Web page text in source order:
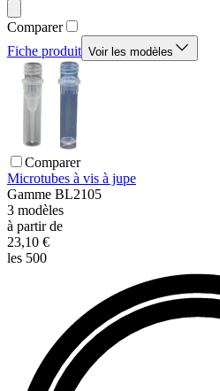
Comparer
Fiche produit Voir les modèles
Comparer
Microtubes à vis à jupe
Gamme BL2105
3 modèles
à partir de
23,10 €
les 500